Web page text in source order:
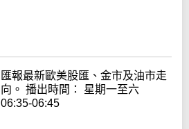
匯報最新歐美股匯、金市及油市走
向。 播出時間： 星期一至六
06:35-06:45